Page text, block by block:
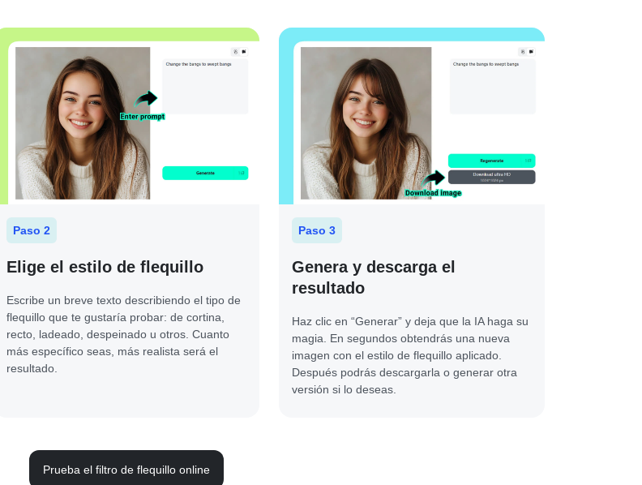
Paso 2
Elige el estilo de flequillo
Escribe un breve texto describiendo el tipo de
flequillo que te gustaría probar: de cortina,
recto, ladeado, despeinado u otros. Cuanto
más específico seas, más realista será el
resultado.
Paso 3
Genera y descarga el
resultado
Haz clic en “Generar” y deja que la IA haga su
magia. En segundos obtendrás una nueva
imagen con el estilo de flequillo aplicado.
Después podrás descargarla o generar otra
versión si lo deseas.
Prueba el filtro de flequillo online